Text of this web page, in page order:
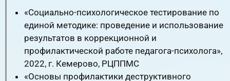
«Социально-психологическое тестирование по
единой методике: проведение и использование
результатов в коррекционной и
профилактической работе педагога-психолога»,
2022, г. Кемерово, РЦППМС
«Основы профилактики деструктивного